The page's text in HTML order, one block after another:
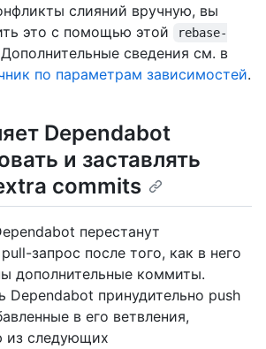
слияний вручную, вы
это с помощью этой
rebase-
сведения см. в
по параметрам зависимостей.
Dependabot
и заставлять
commits
перестанут
запрос после того, как в него
дополнительные коммиты.
Dependabot принудительно push
в его ветвления,
из следующих